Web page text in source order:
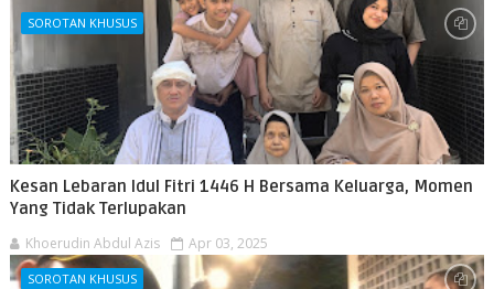
SOROTAN KHUSUS
Kesan Lebaran Idul Fitri 1446 H Bersama Keluarga, Momen
Yang Tidak Terlupakan
Khoerudin Abdul Azis Apr 03, 2025
SOROTAN KHUSUS